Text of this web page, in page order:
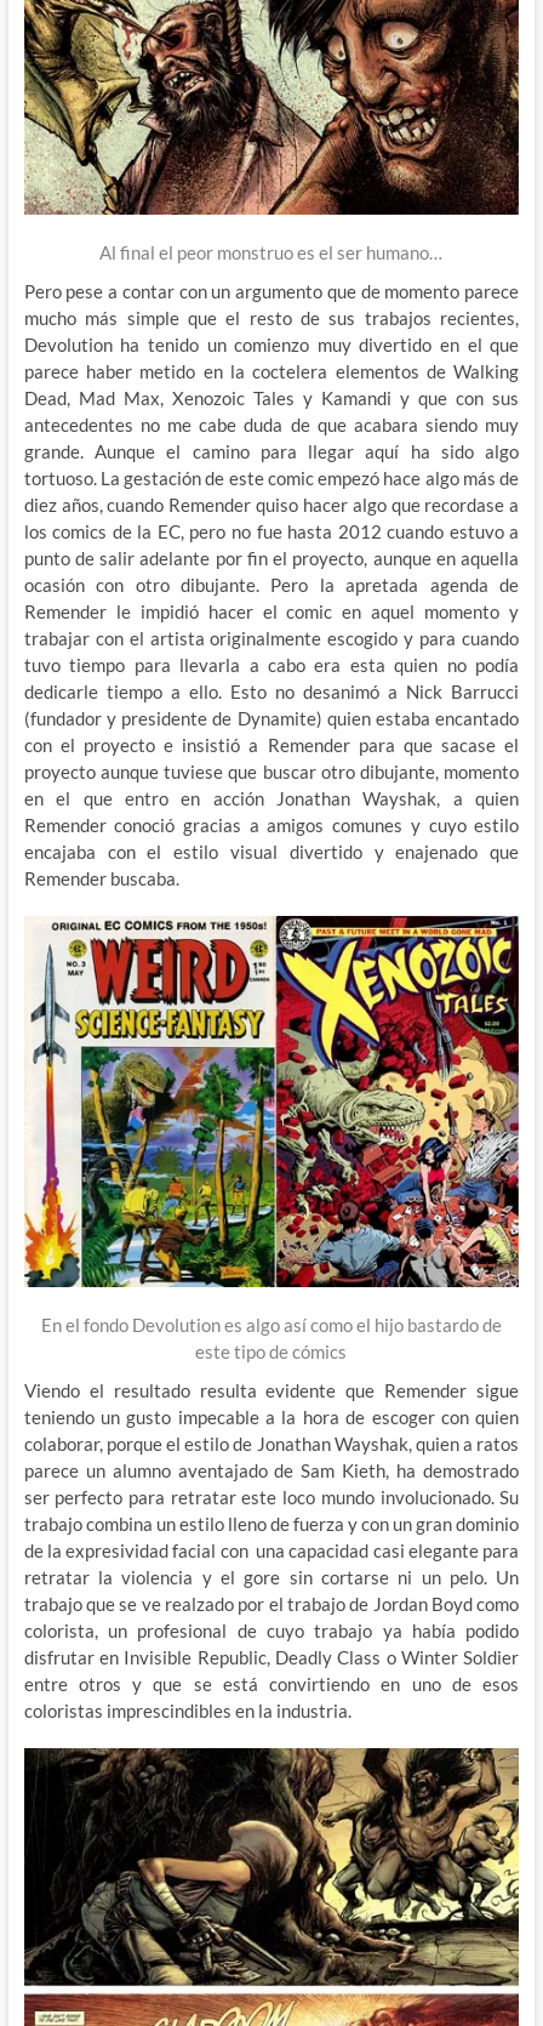
Al final el peor monstruo es el ser humano…
Pero pese a contar con un argumento que de momento parece
mucho más simple que el resto de sus trabajos recientes,
Devolution ha tenido un comienzo muy divertido en el que
parece haber metido en la coctelera elementos de Walking
Dead, Mad Max, Xenozoic Tales y Kamandi y que con sus
antecedentes no me cabe duda de que acabara siendo muy
grande. Aunque el camino para llegar aquí ha sido algo
tortuoso. La gestación de este comic empezó hace algo más de
diez años, cuando Remender quiso hacer algo que recordase a
los comics de la EC, pero no fue hasta 2012 cuando estuvo a
punto de salir adelante por fin el proyecto, aunque en aquella
ocasión con otro dibujante. Pero la apretada agenda de
Remender le impidió hacer el comic en aquel momento y
trabajar con el artista originalmente escogido y para cuando
tuvo tiempo para llevarla a cabo era esta quien no podía
dedicarle tiempo a ello. Esto no desanimó a Nick Barrucci
(fundador y presidente de Dynamite) quien estaba encantado
con el proyecto e insistió a Remender para que sacase el
proyecto aunque tuviese que buscar otro dibujante, momento
en el que entro en acción Jonathan Wayshak, a quien
Remender conoció gracias a amigos comunes y cuyo estilo
encajaba con el estilo visual divertido y enajenado que
Remender buscaba.
En el fondo Devolution es algo así como el hijo bastardo de
este tipo de cómics
Viendo el resultado resulta evidente que Remender sigue
teniendo un gusto impecable a la hora de escoger con quien
colaborar, porque el estilo de Jonathan Wayshak, quien a ratos
parece un alumno aventajado de Sam Kieth, ha demostrado
ser perfecto para retratar este loco mundo involucionado. Su
trabajo combina un estilo lleno de fuerza y con un gran dominio
de la expresividad facial con una capacidad casi elegante para
retratar la violencia y el gore sin cortarse ni un pelo. Un
trabajo que se ve realzado por el trabajo de Jordan Boyd como
colorista, un profesional de cuyo trabajo ya había podido
disfrutar en Invisible Republic, Deadly Class o Winter Soldier
entre otros y que se está convirtiendo en uno de esos
coloristas imprescindibles en la industria.